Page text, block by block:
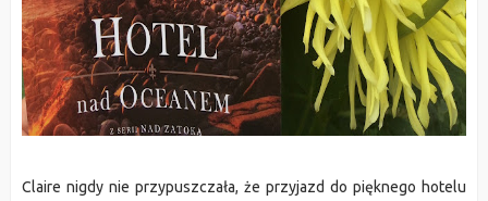
Claire nigdy nie przypuszczała, że przyjazd do pięknego hotelu